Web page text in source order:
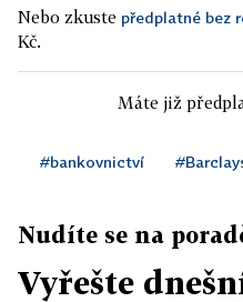
Nebo zkuste předplatné bez
Kč.
Máte již
#bankovnictví
Nudíte se na
Vyřešte